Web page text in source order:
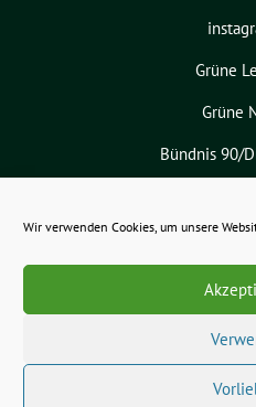
Wir verwenden Cookies, um unsere
Grüne
Grüne
Bündnis 90/
Dr. Burkhard Pohl benutzt das
freie grüne Themesunflower‐ ein